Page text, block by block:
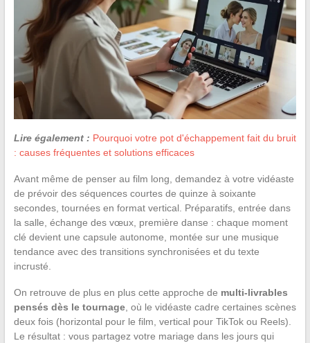
Lire également : Pourquoi votre pot d'échappement fait du bruit
: causes fréquentes et solutions efficaces
Avant même de penser au film long, demandez à votre vidéaste
de prévoir des séquences courtes de quinze à soixante
secondes, tournées en format vertical. Préparatifs, entrée dans
la salle, échange des vœux, première danse : chaque moment
clé devient une capsule autonome, montée sur une musique
tendance avec des transitions synchronisées et du texte
incrusté.
On retrouve de plus en plus cette approche de multi-livrables
pensés dès le tournage, où le vidéaste cadre certaines scènes
deux fois (horizontal pour le film, vertical pour TikTok ou Reels).
Le résultat : vous partagez votre mariage dans les jours qui